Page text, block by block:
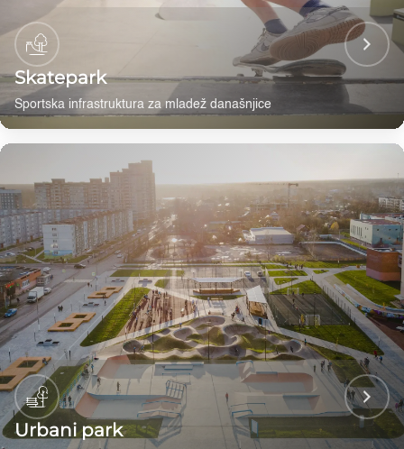
Skatepark
Sportska infrastruktura za mladež današnjice
Urbani park